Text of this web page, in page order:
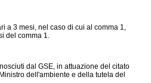
a 3 mesi, nel caso di cui al comma 1,
del comma 1.
dal GSE, in attuazione del citato
dell'ambiente e della tutela del